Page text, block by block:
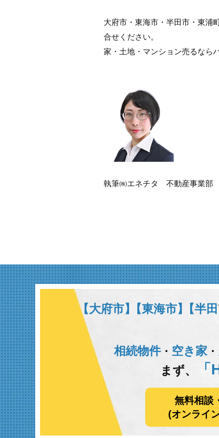
大府市・東海市・半田市・東浦
合せください。
家・土地・マンション売るなら
執筆㈱エネチタ 不動産事業
【大府市】 【東海市】 【半
相続物件･ 空き家 ･
まず、
無料相談
(オンライ